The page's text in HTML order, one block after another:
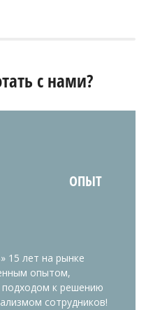
с нами?
ОПЫТ
15 лет на рынке
опытом,
к решению
сотрудников!